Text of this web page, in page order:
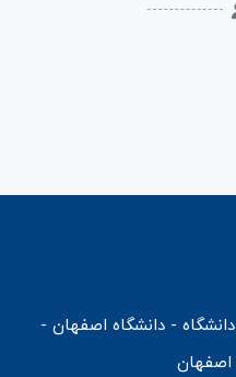
- دانشگاه اصفهان -
اصفهان